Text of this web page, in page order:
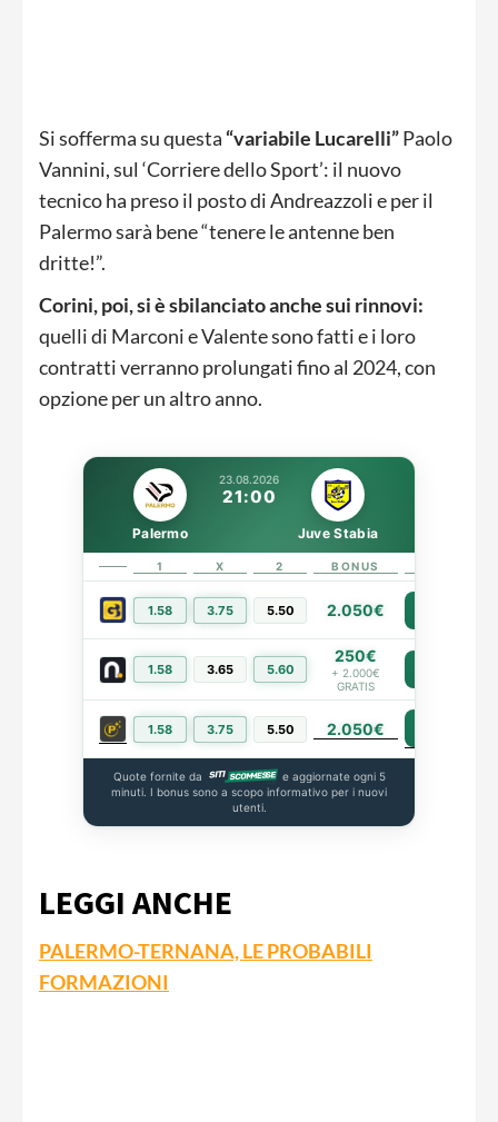
Si sofferma su questa “variabile Lucarelli”Paolo
Vannini, sul ‘Corriere dello Sport’: il nuovo
tecnico ha preso il posto di Andreazzoli e per il
Palermo sarà bene “tenere le antenne ben
dritte!”.
Corini, poi, si è sbilanciato anche sui rinnovi:
quelli di Marconi e Valente sono fatti e i loro
contratti verranno prolungati fino al 2024, con
opzione per un altro anno.
23.08.2026
21:00
Palermo Juve Stabia
1 X 2 BONUS
1.58 3.75 5.50 2.050€
1.58 3.65 5.60
250€
+ 2.000€
GRATIS
1.58 3.75 5.50 2.050€
Quote fornite da
e aggiornate ogni 5
minuti. I bonus sono a scopo informativo per i nuovi
utenti.
LEGGI ANCHE
PALERMO-TERNANA, LE PROBABILI
FORMAZIONI